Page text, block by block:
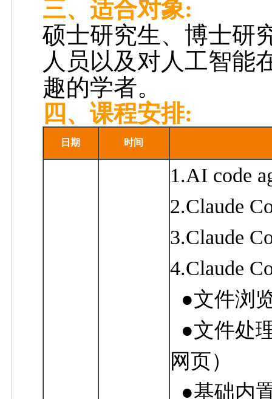
三、适合对象:
硕士研究生、博士研
人员以及对人工智能
趣的学者。
四、课程安排:
日期 时间
1.AI code
2.Claude
3.Claude
4.Claude
●文件浏
●文件处
网页）
●基础内